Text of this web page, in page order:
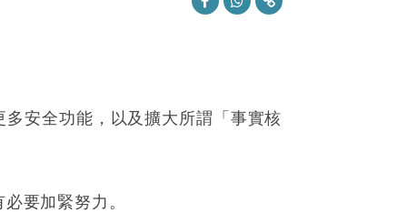
安全功能，以及擴大所謂「事實核
要加緊努力。